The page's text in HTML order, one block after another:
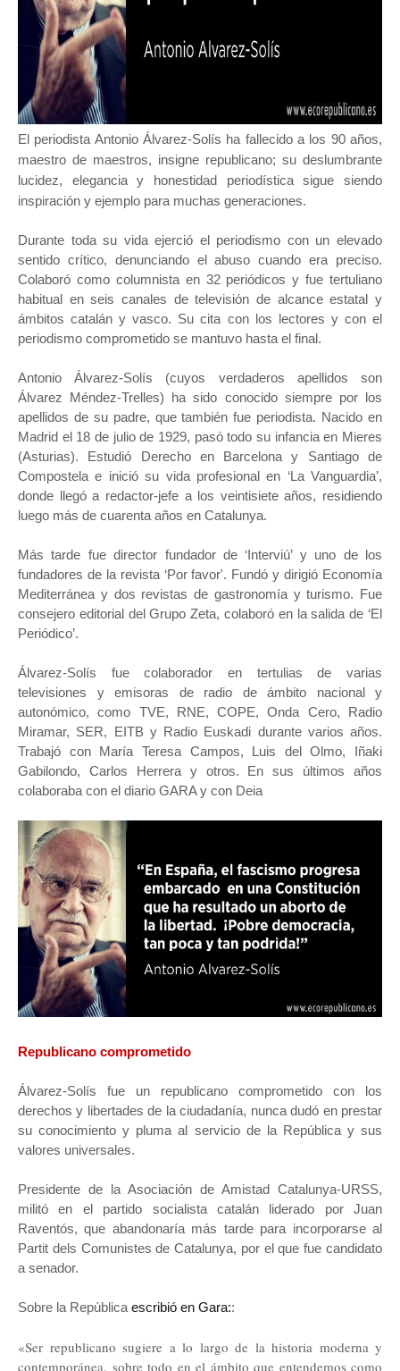
El periodista Antonio Álvarez-Solís ha fallecido a los 90 años,
maestro de maestros, insigne republicano; su deslumbrante
lucidez, elegancia y honestidad periodística sigue siendo
inspiración y ejemplo para muchas generaciones.
Durante toda su vida ejerció el periodismo con un elevado
sentido crítico, denunciando el abuso cuando era preciso.
Colaboró como columnista en 32 periódicos y fue tertuliano
habitual en seis canales de televisión de alcance estatal y
ámbitos catalán y vasco. Su cita con los lectores y con el
periodismo comprometido se mantuvo hasta el final.
Antonio Álvarez-Solís (cuyos verdaderos apellidos son
Álvarez Méndez-Trelles) ha sido conocido siempre por los
apellidos de su padre, que también fue periodista. Nacido en
Madrid el 18 de julio de 1929, pasó todo su infancia en Mieres
(Asturias). Estudió Derecho en Barcelona y Santiago de
Compostela e inició su vida profesional en ‘La Vanguardia’,
donde llegó a redactor-jefe a los veintisiete años, residiendo
luego más de cuarenta años en Catalunya.
Más tarde fue director fundador de ‘Interviú’​ y uno de los
fundadores de la revista ‘Por favor'. Fundó y dirigió Economía
Mediterránea y dos revistas de gastronomía y turismo. Fue
consejero editorial del Grupo Zeta, colaboró en la salida de ‘El
Periódico’.
Álvarez-Solís fue colaborador en tertulias de varias
televisiones y emisoras de radio de ámbito nacional y
autonómico, como TVE, RNE, COPE, Onda Cero, Radio
Miramar, SER, EITB y Radio Euskadi durante varios años.
Trabajó con María Teresa Campos, Luis del Olmo, Iñaki
Gabilondo, Carlos Herrera y otros. En sus últimos años
colaboraba con el diario GARA y con Deia
Republicano comprometido
Álvarez-Solís fue un republicano comprometido con los
derechos y libertades de la ciudadanía, nunca dudó en prestar
su conocimiento y pluma al servicio de la República y sus
valores universales.
Presidente de la Asociación de Amistad Catalunya-URSS,
militó en el partido socialista catalán liderado por Juan
Raventós, que abandonaría más tarde para incorporarse al
Partit dels Comunistes de Catalunya, por el que fue candidato
a senador.
Sobre la República escribió en Gara::
«Ser republicano sugiere a lo largo de la historia moderna y
contemporánea, sobre todo en el ámbito que entendemos como